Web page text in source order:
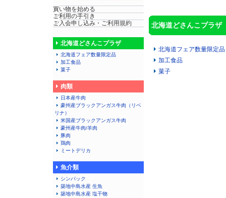
買い物を始める
ご利用の手引き
ご入会申し込み・ご利用規約
北海道どさんこプラザ
北海道フェア数量限定品
加工食品
菓子
肉類
日本産牛肉
豪州産ブラックアンガス牛肉（リベ
リナ）
米国産ブラックアンガス牛肉
豪州産牛肉/羊肉
豚肉
鶏肉
ミートデリカ
魚介類
シンパック
築地中島水産 生魚
築地中島水産 塩干物
北海道どさんこプラザ
北海道フェア数量限定品
加工食品
菓子